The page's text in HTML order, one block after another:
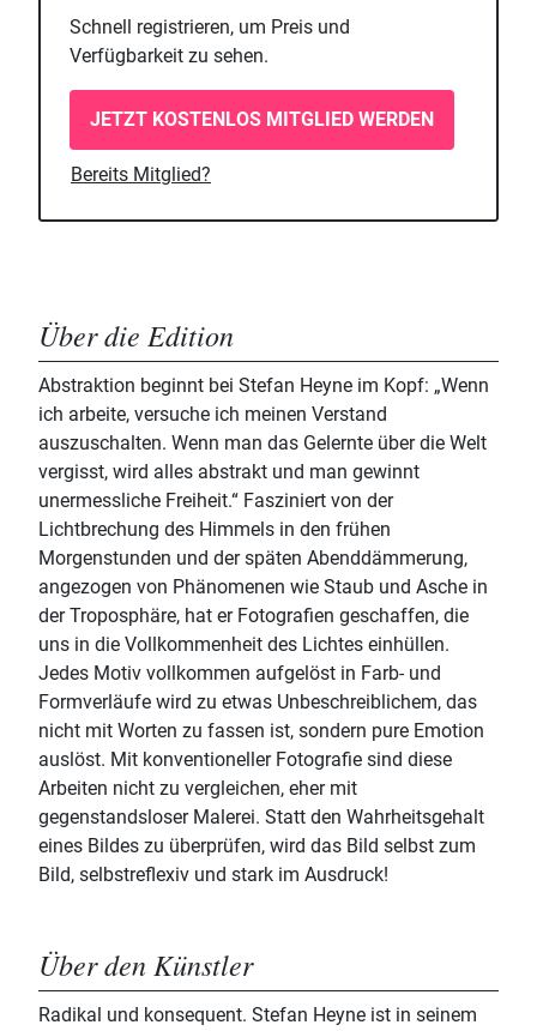
Schnell registrieren, um Preis und
Verfügbarkeit zu sehen.
JETZT KOSTENLOS MITGLIED WERDEN
Bereits Mitglied?
Über die Edition
Abstraktion beginnt bei Stefan Heyne im Kopf: „Wenn
ich arbeite, versuche ich meinen Verstand
auszuschalten. Wenn man das Gelernte über die Welt
vergisst, wird alles abstrakt und man gewinnt
unermessliche Freiheit.“ Fasziniert von der
Lichtbrechung des Himmels in den frühen
Morgenstunden und der späten Abenddämmerung,
angezogen von Phänomenen wie Staub und Asche in
der Troposphäre, hat er Fotografien geschaffen, die
uns in die Vollkommenheit des Lichtes einhüllen.
Jedes Motiv vollkommen aufgelöst in Farb- und
Formverläufe wird zu etwas Unbeschreiblichem, das
nicht mit Worten zu fassen ist, sondern pure Emotion
auslöst. Mit konventioneller Fotografie sind diese
Arbeiten nicht zu vergleichen, eher mit
gegenstandsloser Malerei. Statt den Wahrheitsgehalt
eines Bildes zu überprüfen, wird das Bild selbst zum
Bild, selbstreflexiv und stark im Ausdruck!
Über den Künstler
Radikal und konsequent. Stefan Heyne ist in seinem